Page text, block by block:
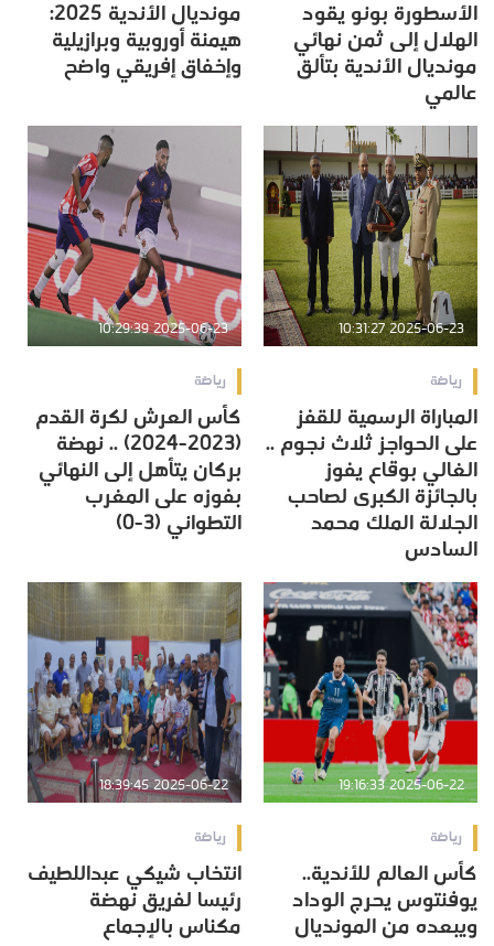
الأسطورة بونو يقود
الهلال إلى ثمن نهائي
مونديال الأندية بتألق
عالمي
مونديال الأندية 2025:
هيمنة أوروبية وبرازيلية
وإخفاق إفريقي واضح
2025-06-23 10:31:27
رياضة
المباراة الرسمية للقفز
على الحواجز ثلاث نجوم ..
الغالي بوقاع يفوز
بالجائزة الكبرى لصاحب
الجلالة الملك محمد
السادس
2025-06-23 10:29:39
رياضة
كأس العرش لكرة القدم
(2023-2024) .. نهضة
بركان يتأهل إلى النهائي
بفوزه على المغرب
التطواني (3-0)
2025-06-22 19:16:33
رياضة
كأس العالم للأندية..
يوفنتوس يحرج الوداد
ويبعده من المونديال
2025-06-22 18:39:45
رياضة
انتخاب شيكي عبداللطيف
رئيسا لفريق نهضة
مكناس بالإجماع